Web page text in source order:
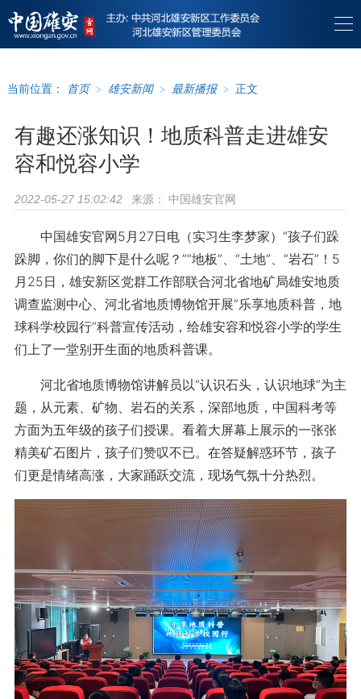
当前位置： 首页 > 雄安新闻 > 最新播报 > 正文
有趣还涨知识！地质科普走进雄安
容和悦容小学
2022-05-27 15:02:42 来源： 中国雄安官网
中国雄安官网5月27日电（实习生李梦家）“孩子们跺
跺脚，你们的脚下是什么呢？”“地板”、“土地”、“岩石”！5
月25日，雄安新区党群工作部联合河北省地矿局雄安地质
调查监测中心、河北省地质博物馆开展“乐享地质科普，地
球科学校园行”科普宣传活动，给雄安容和悦容小学的学生
们上了一堂别开生面的地质科普课。
河北省地质博物馆讲解员以“认识石头，认识地球”为主
题，从元素、矿物、岩石的关系，深部地质，中国科考等
方面为五年级的孩子们授课。看着大屏幕上展示的一张张
精美矿石图片，孩子们赞叹不已。在答疑解惑环节，孩子
们更是情绪高涨，大家踊跃交流，现场气氛十分热烈。